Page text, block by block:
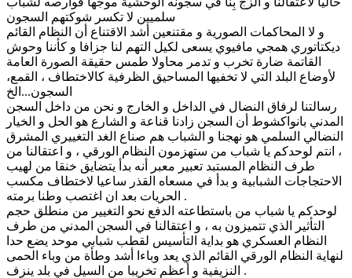
و لا المحاكمات الصورية و مقتنعين أشد الاقتناع أن النظام القائم
ديكتاتوري همجي مافيوي يسعى لكيل التهم لنا جزافا و كأننا وحوش
القاتمة ضارة تخرب و تدمر محاولا طمس حقيقة الصورة العامة
لأوضاع البلد التي لا تخفيها المساحيق الظرفية كالاختطاف ، القمع،
السجون...الخ
رسالتنا لرفاق النضال في الداخل و الخارج و نحن من داخل السجن
المدني بانواكشوط أن السجن زادنا قناعة و الشارع هو الحل و الخيار
النضالي السلمي هو نهجنا و الشباب هم صناع الغد التغييري المشرق
، انتم لوحدكم يا شباب من ستهزمون النظام الورقي ، و اعتقالنا من
طرف النظام المستبد تعبير معبر أنه بدأ يتضايق خنقا من لهيب
الاحتجاجات الشبابية و بدأ في مسعاه القذر ساعيا لاختطاف مكسب
الحريات بعد ان اغتصب وطنا برمته .
لوحدكم يا شباب من باستطاعته الدفع نحو التغيير من منطلق حجم
التأثير الذي تتميزون به ، و اعتقالنا في السجن المدني من طرف
النظام العسكري هو بداية التأسيس لقطب شبابي موحد يضع حدا
لنهاية النظام الورقي القائم الذي يعد وباءا أشد وطأة من وباء الحمى
النزيفية و أعظم تخريبا من السيل في بلد ينزف .